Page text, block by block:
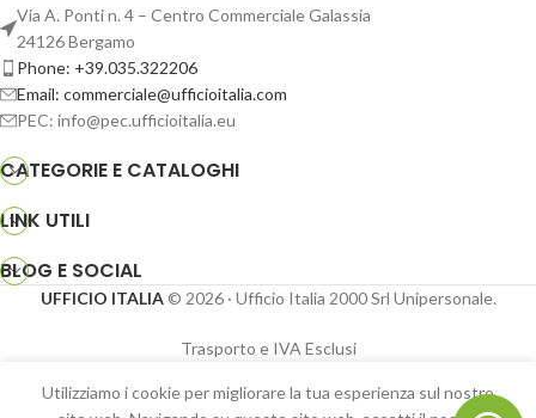
Via A. Ponti n. 4 – Centro Commerciale Galassia
24126 Bergamo
Phone: +39.035.322206
Email: commerciale@ufficioitalia.com
PEC: info@pec.ufficioitalia.eu
CATEGORIE E CATALOGHI
LINK UTILI
BLOG E SOCIAL
UFFICIO ITALIA © 2026· Ufficio Italia 2000 Srl Unipersonale.
Trasporto e IVA Esclusi
Utilizziamo i cookie per migliorare la tua esperienza sul nostro
di